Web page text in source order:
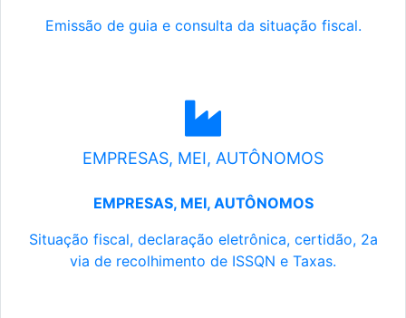
Emissão de guia e consulta da situação fiscal.
EMPRESAS, MEI, AUTÔNOMOS
EMPRESAS, MEI, AUTÔNOMOS
Situação fiscal, declaração eletrônica, certidão, 2a
via de recolhimento de ISSQN e Taxas.